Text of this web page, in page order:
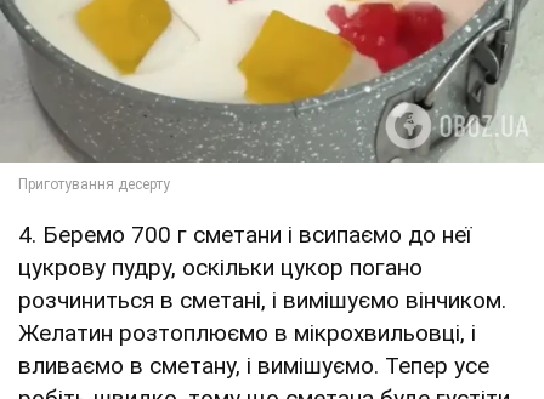
4. Беремо 700 г сметани і всипаємо до неї
цукрову пудру, оскільки цукор погано
розчиниться в сметані, і вимішуємо вінчиком.
Желатин розтоплюємо в мікрохвильовці, і
вливаємо в сметану, і вимішуємо. Тепер усе